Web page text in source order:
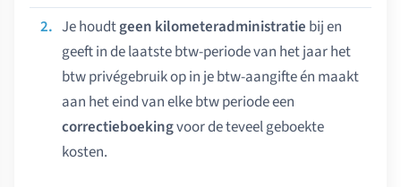
Je houdtgeen kilometeradministratie bij en
geeft in de laatste btw-periode van het jaar het
btw privégebruik op in je btw-aangifte én maakt
aan het eind van elke btw periode een
correctieboekingvoor de teveel geboekte
kosten.